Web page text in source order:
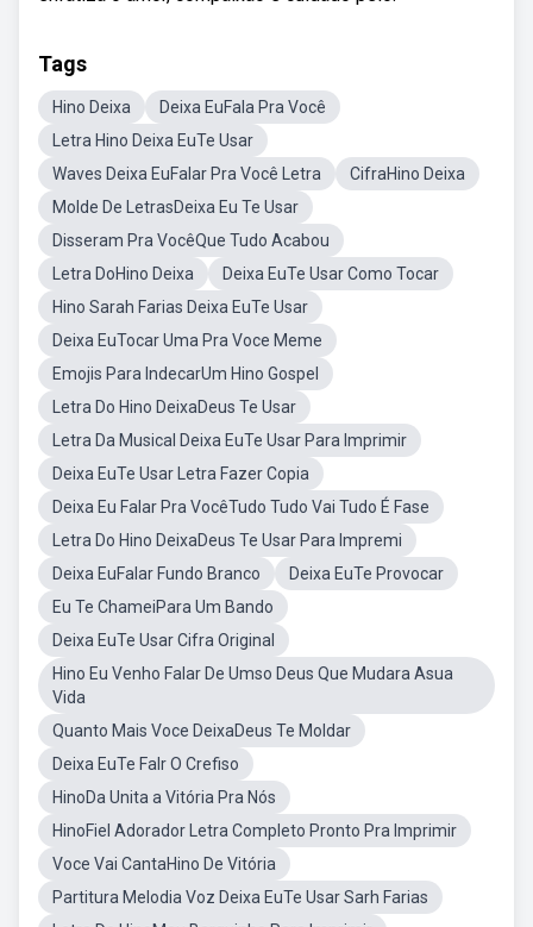
Tags
Hino Deixa
Deixa EuFala Pra Você
Letra Hino Deixa EuTe Usar
Waves Deixa EuFalar Pra Você Letra
CifraHino Deixa
Molde De LetrasDeixa Eu Te Usar
Disseram Pra VocêQue Tudo Acabou
Letra DoHino Deixa
Deixa EuTe Usar Como Tocar
Hino Sarah Farias Deixa EuTe Usar
Deixa EuTocar Uma Pra Voce Meme
Emojis Para IndecarUm Hino Gospel
Letra Do Hino DeixaDeus Te Usar
Letra Da Musical Deixa EuTe Usar Para Imprimir
Deixa EuTe Usar Letra Fazer Copia
Deixa Eu Falar Pra VocêTudo Tudo Vai Tudo É Fase
Letra Do Hino DeixaDeus Te Usar Para Impremi
Deixa EuFalar Fundo Branco
Deixa EuTe Provocar
Eu Te ChameiPara Um Bando
Deixa EuTe Usar Cifra Original
Hino Eu Venho Falar De Umso Deus Que Mudara Asua
Vida
Quanto Mais Voce DeixaDeus Te Moldar
Deixa EuTe Falr O Crefiso
HinoDa Unita a Vitória Pra Nós
HinoFiel Adorador Letra Completo Pronto Pra Imprimir
Voce Vai CantaHino De Vitória
Partitura Melodia Voz Deixa EuTe Usar Sarh Farias